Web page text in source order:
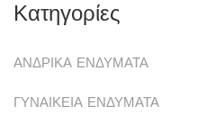
Κατηγορίες
ΑΝΔΡΙΚΑ ΕΝΔΥΜΑΤΑ
ΓΥΝΑΙΚΕΙΑ ΕΝΔΥΜΑΤΑ